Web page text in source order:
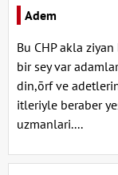
Adem
Bu CHP akla
bir sey var
din,ōrf ve
itleriyle beraber
uzmanlari....